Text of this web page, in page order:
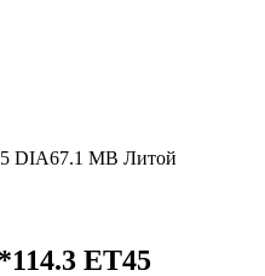
DIA67.1 MB Литой
ET45